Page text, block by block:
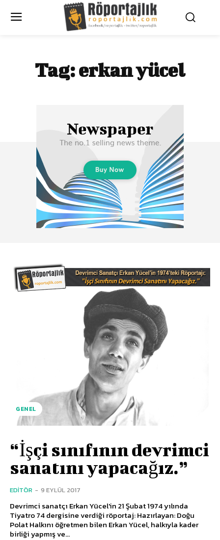
Tag:erkan yücel
GENEL
“İşçi sınıfının devrimci
sanatını yapacağız.”
EDITÖR - 9 EYLÜL 2017
Devrimci sanatçı Erkan Yücel'in 21 Şubat 1974 yılında
Tiyatro 74 dergisine verdiği röportaj: Hazırlayan: Doğu
Polat Halkını öğretmen bilen Erkan Yücel, halkıyla kader
birliği yapmış ve...